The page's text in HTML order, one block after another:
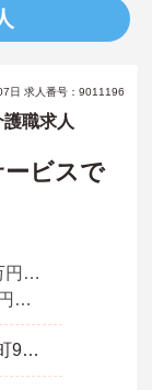
日 求人番号：9011196
職求人
ービスで
月収 26.2万円～29.4万円役職就任後モデル
年収 315万円～353万円役職就任後モデル 別途、賞与付与
福岡県 久留米市 国分町931-10